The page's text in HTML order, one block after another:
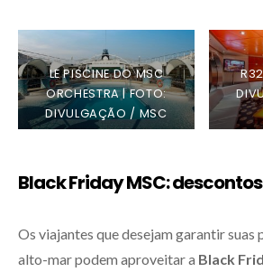
LE PISCINE DO MSC
ORCHESTRA | FOTO:
DIVULGAÇÃO / MSC
CRUZEIROS
Black Friday MSC:
Os viajantes que desejam garantir suas
alto-mar podem aproveitar a Black